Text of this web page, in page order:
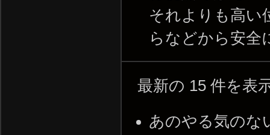
それよりも高い
らなどから安全
最新の 15 件を表
あのやる気のな